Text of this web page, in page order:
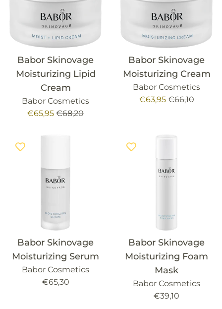
Babor Skinovage
Moisturizing Lipid
Cream
Babor Cosmetics
Precio
venta
€65,95 Precio
€68,20
Babor Skinovage
Moisturizing Cream
Babor Cosmetics
Precio
€63,95Precio
€66,10
Babor Skinovage
Moisturizing Serum
Babor Cosmetics
Precio
€65,30
Babor Skinovage
Moisturizing Foam
Mask
Babor Cosmetics
Precio
€39,10